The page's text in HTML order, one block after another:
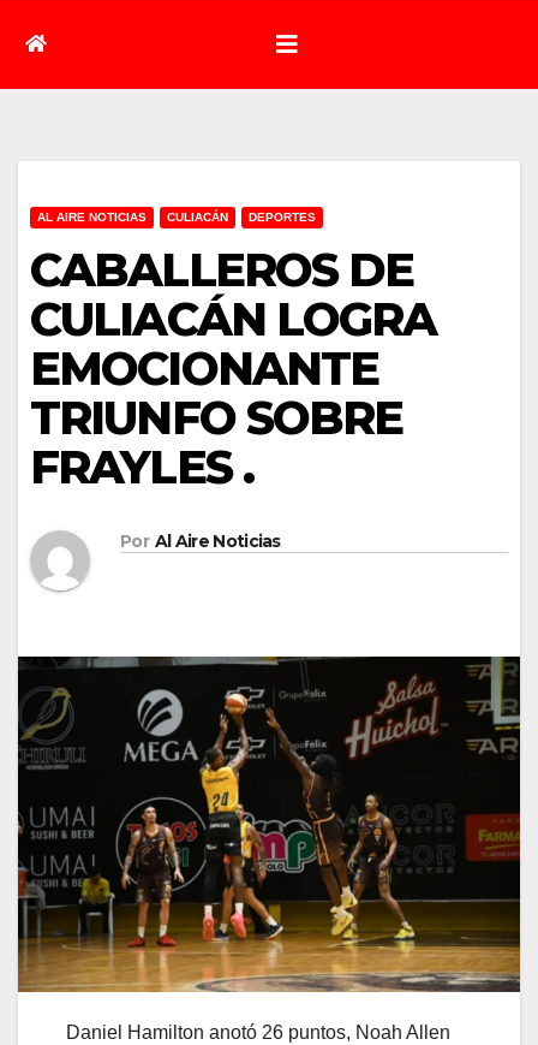
AL AIRE NOTICIAS CULIACÁN DEPORTES
CABALLEROS DE
CULIACÁN LOGRA
EMOCIONANTE
TRIUNFO SOBRE
FRAYLES .
Por Al Aire Noticias
Daniel Hamilton anotó 26 puntos, Noah Allen